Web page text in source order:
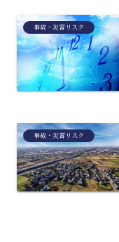
事故・災害リスク
事故・災害リスク